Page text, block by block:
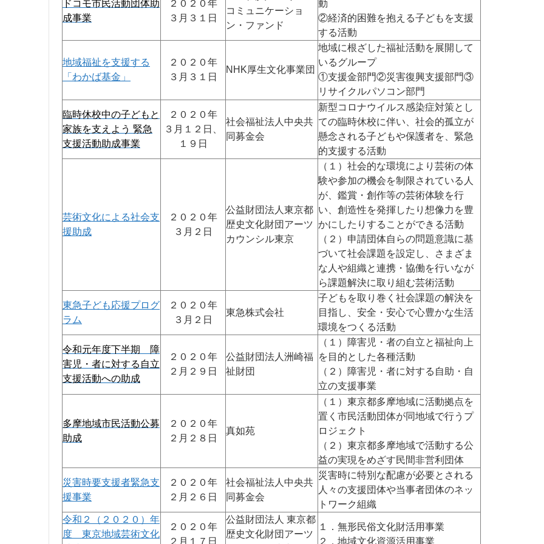
ドコモ市民活動団体助
成事業
２０２０年
３月３１日
コミュニケーショ
ン・ファンド
動
②経済的困難を抱える子どもを支援
する活動
地域福祉を支援する
「わかば基金」
２０２０年
３月３１日
NHK厚生文化事業団
地域に根ざした福祉活動を展開して
いるグループ
①支援金部門②災害復興支援部門③
リサイクルパソコン部門
臨時休校中の子どもと
家族を支えよう 緊急
支援活動助成事業
２０２０年
３月１２日、
１９日
社会福祉法人中央共
同募金会
新型コロナウイルス感染症対策とし
ての臨時休校に伴い、社会的孤立が
懸念される子どもや保護者を、緊急
的支援する活動
芸術文化による社会支
援助成
２０２０年
３月２日
公益財団法人東京都
歴史文化財団アーツ
カウンシル東京
（１）社会的な環境により芸術の体
験や参加の機会を制限されている人
が、鑑賞・創作等の芸術体験を行
い、創造性を発揮したり想像力を豊
かにしたりすることができる活動
（２）申請団体自らの問題意識に基
づいて社会課題を設定し、さまざま
な人や組織と連携・協働を行いなが
ら課題解決に取り組む芸術活動
東急子ども応援プログ
ラム
２０２０年
３月２日
東急株式会社
子どもを取り巻く社会課題の解決を
目指し、安全・安心で心豊かな生活
環境をつくる活動
令和元年度下半期 障
害児・者に対する自立
支援活動への助成
２０２０年
２月２９日
公益財団法人洲崎福
祉財団
（１）障害児・者の自立と福祉向上
を目的とした各種活動
（２）障害児・者に対する自助・自
立の支援事業
多摩地域市民活動公募
助成
２０２０年
２月２８日
真如苑
（１）東京都多摩地域に活動拠点を
置く市民活動団体が同地域で行うプ
ロジェクト
（２）東京都多摩地域で活動する公
益の実現をめざす民間非営利団体
災害時要支援者緊急支
援事業
２０２０年
２月２６日
社会福祉法人中央共
同募金会
災害時に特別な配慮が必要とされる
人々の支援団体や当事者団体のネッ
トワーク組織
令和２（２０２０）年
度 東京地域芸術文化
２０２０年
２月１７日
公益財団法人 東京都
歴史文化財団アーツ
１．無形民俗文化財活用事業
２．地域文化資源活用事業